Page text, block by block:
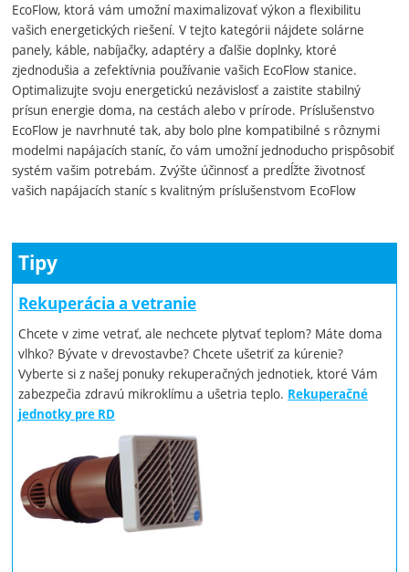
EcoFlow, ktorá vám umožní maximalizovať výkon a flexibilitu
vašich energetických riešení. V tejto kategórii nájdete solárne
panely, káble, nabíjačky, adaptéry a ďalšie doplnky, ktoré
zjednodušia a zefektívnia používanie vašich EcoFlow stanice.
Optimalizujte svoju energetickú nezávislosť a zaistite stabilný
prísun energie doma, na cestách alebo v prírode. Príslušenstvo
EcoFlow je navrhnuté tak, aby bolo plne kompatibilné s rôznymi
modelmi napájacích staníc, čo vám umožní jednoducho prispôsobiť
systém vašim potrebám. Zvýšte účinnosť a predĺžte životnosť
vašich napájacích staníc s kvalitným príslušenstvom EcoFlow
Tipy
Rekuperácia a vetranie
Chcete v zime vetrať, ale nechcete plytvať teplom? Máte doma
vlhko? Bývate v drevostavbe? Chcete ušetriť za kúrenie?
Vyberte si z našej ponuky rekuperačných jednotiek, ktoré Vám
zabezpečia zdravú mikroklímu a ušetria teplo. Rekuperačné
jednotky pre RD